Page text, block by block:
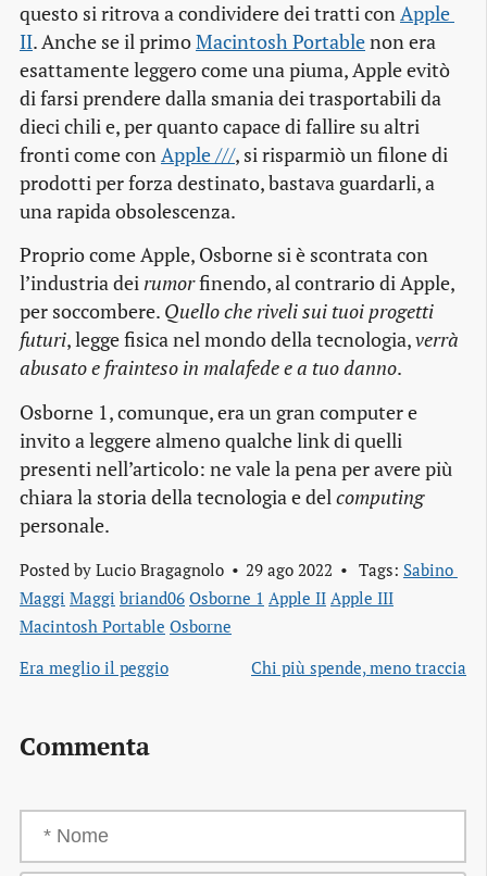
questo si ritrova a condividere dei tratti conApple
II. Anche se il primoMacintosh Portablenon era
esattamente leggero come una piuma, Apple evitò
di farsi prendere dalla smania dei trasportabili da
dieci chili e, per quanto capace di fallire su altri
fronti come conApple ///, si risparmiò un filone di
prodotti per forza destinato, bastava guardarli, a
una rapida obsolescenza.
Proprio come Apple, Osborne si è scontrata con
l’industria deirumorfinendo, al contrario di Apple,
per soccombere. Quello che riveli sui tuoi progetti
futuri, legge fisica nel mondo della tecnologia,verrà
abusato e frainteso in malafede e a tuo danno.
Osborne 1, comunque, era un gran computer e
invito a leggere almeno qualche link di quelli
presenti nell’articolo: ne vale la pena per avere più
chiara la storia della tecnologia e del computing
personale.
Posted by Lucio Bragagnolo 29 ago 2022 Tags: Sabino
Maggi Maggi briand06 Osborne 1 Apple II Apple III
Macintosh Portable Osborne
Era meglio il peggio
Chi più spende, meno traccia
Commenta